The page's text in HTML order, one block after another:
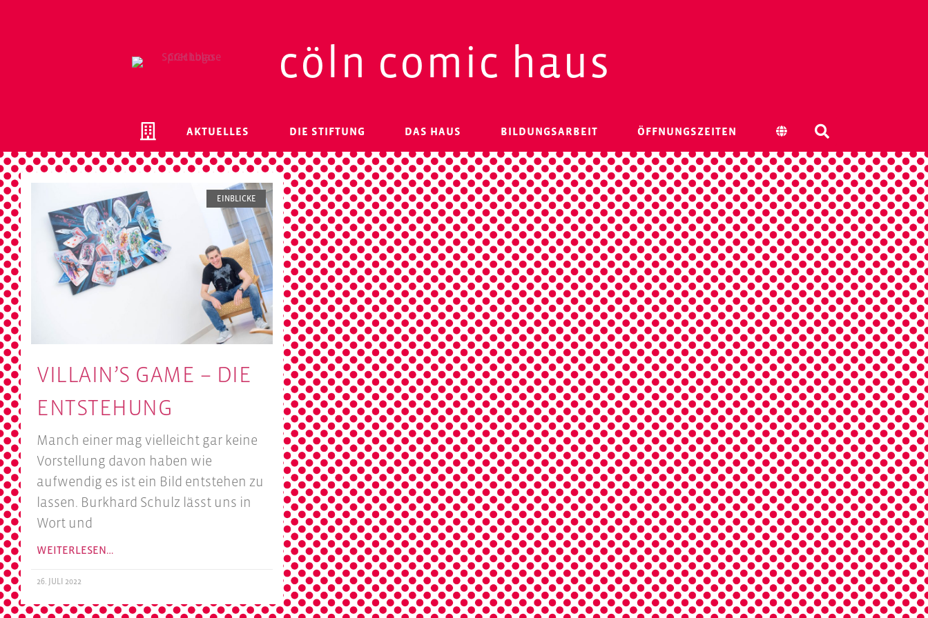
cöln comic haus
AKTUELLES DIE STIFTUNG DAS HAUS BILDUNGSARBEIT ÖFFNUNGSZEITEN
EINBLICKE
VILLAIN’S GAME – DIE
ENTSTEHUNG
Manch einer mag vielleicht gar keine
Vorstellung davon haben wie
aufwendig es ist ein Bild entstehen zu
lassen. Burkhard Schulz lässt uns in
Wort und
WEITERLESEN…
26. JULI 2022